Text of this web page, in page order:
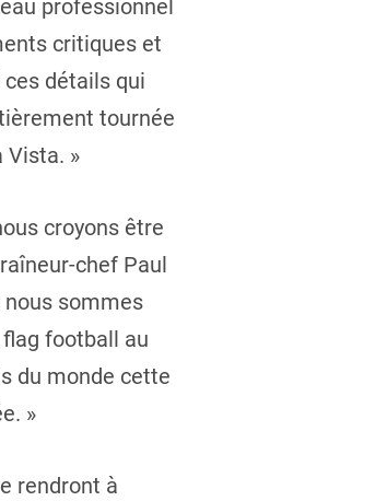
professionnel
critiques et
détails qui
tournée
Vista. »
croyons être
chef Paul
sommes
football au
du monde cette
»
rendront à